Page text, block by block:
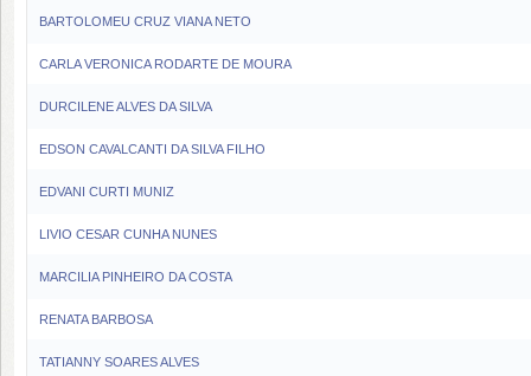
BARTOLOMEU CRUZ VIANA NETO
CARLA VERONICA RODARTE DE MOURA
DURCILENE ALVES DA SILVA
EDSON CAVALCANTI DA SILVA FILHO
EDVANI CURTI MUNIZ
LIVIO CESAR CUNHA NUNES
MARCILIA PINHEIRO DA COSTA
RENATA BARBOSA
TATIANNY SOARES ALVES